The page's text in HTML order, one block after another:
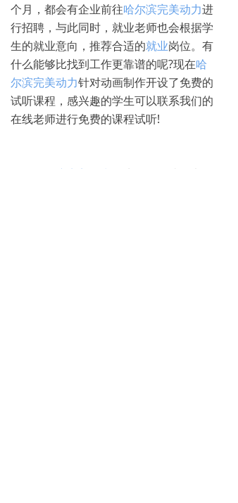
个月，都会有企业前往哈尔滨完美动力进
行招聘，与此同时，就业老师也会根据学
生的就业意向，推荐合适的就业岗位。有
什么能够比找到工作更靠谱的呢?现在哈
尔滨完美动力针对动画制作开设了免费的
试听课程，感兴趣的学生可以联系我们的
在线老师进行免费的课程试听!
哈尔滨完美动力
招生政策，请致电